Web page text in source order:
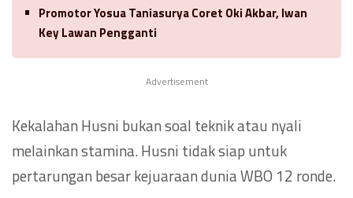
Promotor Yosua Taniasurya Coret Oki Akbar, Iwan
Key Lawan Pengganti
Advertisement
Kekalahan Husni bukan soal teknik atau nyali
melainkan stamina. Husni tidak siap untuk
pertarungan besar kejuaraan dunia WBO 12 ronde.